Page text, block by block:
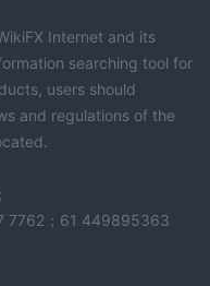
어의 힘을 활용하여 정보
입니다.
비나, 기사 및 비디오 가이
더를 위해 설계되었습니
세션, 깊이 있는 기사 또
이, 다양한 자료 범위는 사
도록 보장합니다. 전반적
성을 해결하기 위해 필요
움이 됩니다.
Internet and its
searching tool for
users should
and regulations of the
7762；61 449895363